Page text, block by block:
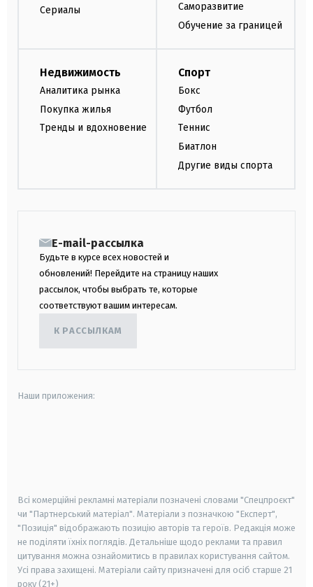
Сериалы
Саморазвитие
Обучение за границей
Недвижимость
Аналитика рынка
Покупка жилья
Тренды и вдохновение
Спорт
Бокс
Футбол
Теннис
Биатлон
Другие виды спорта
E-mail-рассылка
Будьте в курсе всех новостей и
обновлений! Перейдите на страницу наших
рассылок, чтобы выбрать те, которые
соответствуют вашим интересам.
К РАССЫЛКАМ
Наши приложения:
Всі комерційні рекламні матеріали позначені словами "Спецпроєкт"
чи "Партнерський матеріал". Матеріали з позначкою "Експерт",
"Позиція" відображають позицію авторів та героїв. Редакція може
не поділяти їхніх поглядів. Детальніше щодо реклами та правил
цитування можна ознайомитись в правилах користування сайтом.
Усі права захищені. Матеріали сайту призначені для осіб старше 21
року (21+)